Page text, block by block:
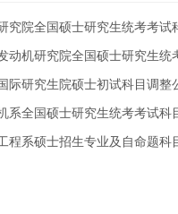
究院全国硕士研究生统考考试
动机研究院全国硕士研究生统
际研究生院硕士初试科目调整
系全国硕士研究生统考考试科
程系硕士招生专业及自命题科